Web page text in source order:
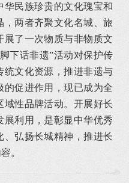
华民族珍贵的文化瑰宝和
两者齐聚文化名城、旅
了一次物质与非物质文
下话非遗”活动对保护传
统文化资源，推进非遗与
促进作用，现已成为全
域性品牌活动。开展好长
利用，是彰显中华优秀
弘扬长城精神，推进长
。